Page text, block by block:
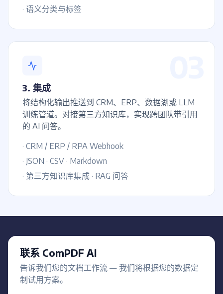
· 语义分类与标签
3. 集成
将结构化输出推送到 CRM、ERP、数据湖或 LLM
训练管道。对接第三方知识库，实现跨团队带引用
的 AI 问答。
· CRM / ERP / RPA Webhook
· JSON · CSV · Markdown
· 第三方知识库集成 · RAG 问答
联系 ComPDF AI
告诉我们您的文档工作流 — 我们将根据您的数据定
制试用方案。